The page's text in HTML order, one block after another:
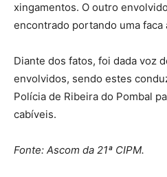
xingamentos. O outro
encontrado portando uma faca
Diante dos fatos, foi dada voz
envolvidos, sendo estes
Polícia de Ribeira do Pombal
cabíveis.
Fonte: Ascom da 21ª CIPM.